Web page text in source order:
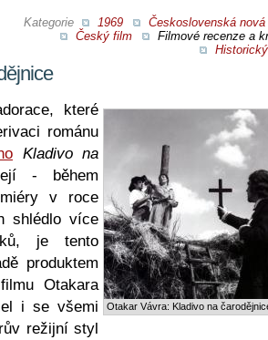
Kategorie 1969
Československá nová
Český film
Filmové recenze a
Otakar Vávra: Kladivo na
které
románu
Kladivo na
- během
v roce
shlédlo více
je tento
produktem
Otakara
i se všemi
režijní styl